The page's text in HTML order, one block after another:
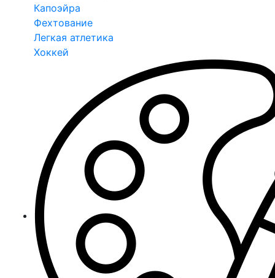
Капоэйра
Фехтование
Легкая атлетика
Хоккей